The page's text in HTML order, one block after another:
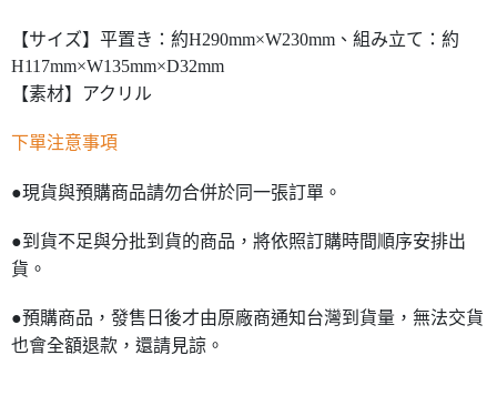
【サイズ】平置き：約H290mm×W230mm、組み立て：約
H117mm×W135mm×D32mm
【素材】アクリル
下單注意事項
●現貨與預購商品請勿合併於同一張訂單。
●到貨不足與分批到貨的商品，將依照訂購時間順序安排出
貨。
●預購商品，發售日後才由原廠商通知台灣到貨量，無法交貨
也會全額退款，還請見諒。